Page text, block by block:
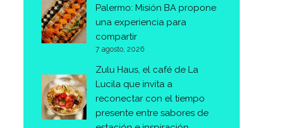
Palermo: Misión BA propone
una experiencia para
compartir
7 agosto, 2026
Zulu Haus, el café de La
Lucila que invita a
reconectar con el tiempo
presente entre sabores de